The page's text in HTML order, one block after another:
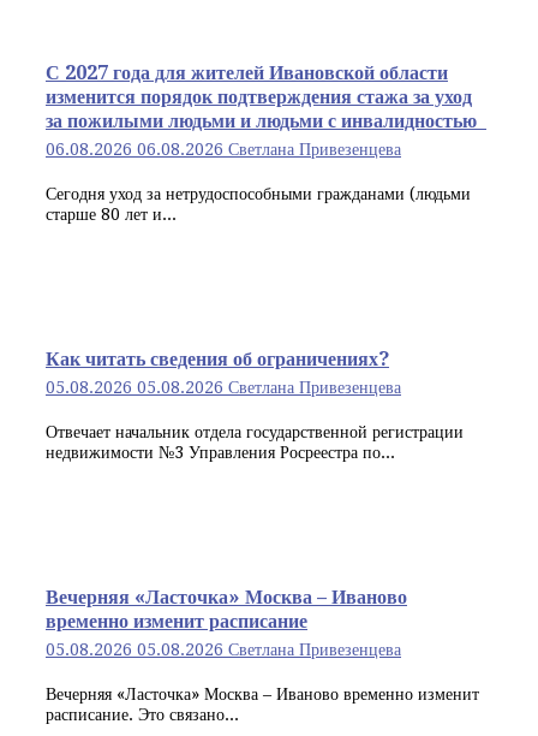
С 2027 года для жителей Ивановской области
изменится порядок подтверждения стажа за уход
за пожилыми людьми и людьми с инвалидностью
06.08.2026 06.08.2026 Светлана Привезенцева
Сегодня уход за нетрудоспособными гражданами (людьми
старше 80 лет и...
Как читать сведения об ограничениях?
05.08.2026 05.08.2026 Светлана Привезенцева
Отвечает начальник отдела государственной регистрации
недвижимости №3 Управления Росреестра по...
Вечерняя «Ласточка» Москва – Иваново
временно изменит расписание
05.08.2026 05.08.2026 Светлана Привезенцева
Вечерняя «Ласточка» Москва – Иваново временно изменит
расписание. Это связано...